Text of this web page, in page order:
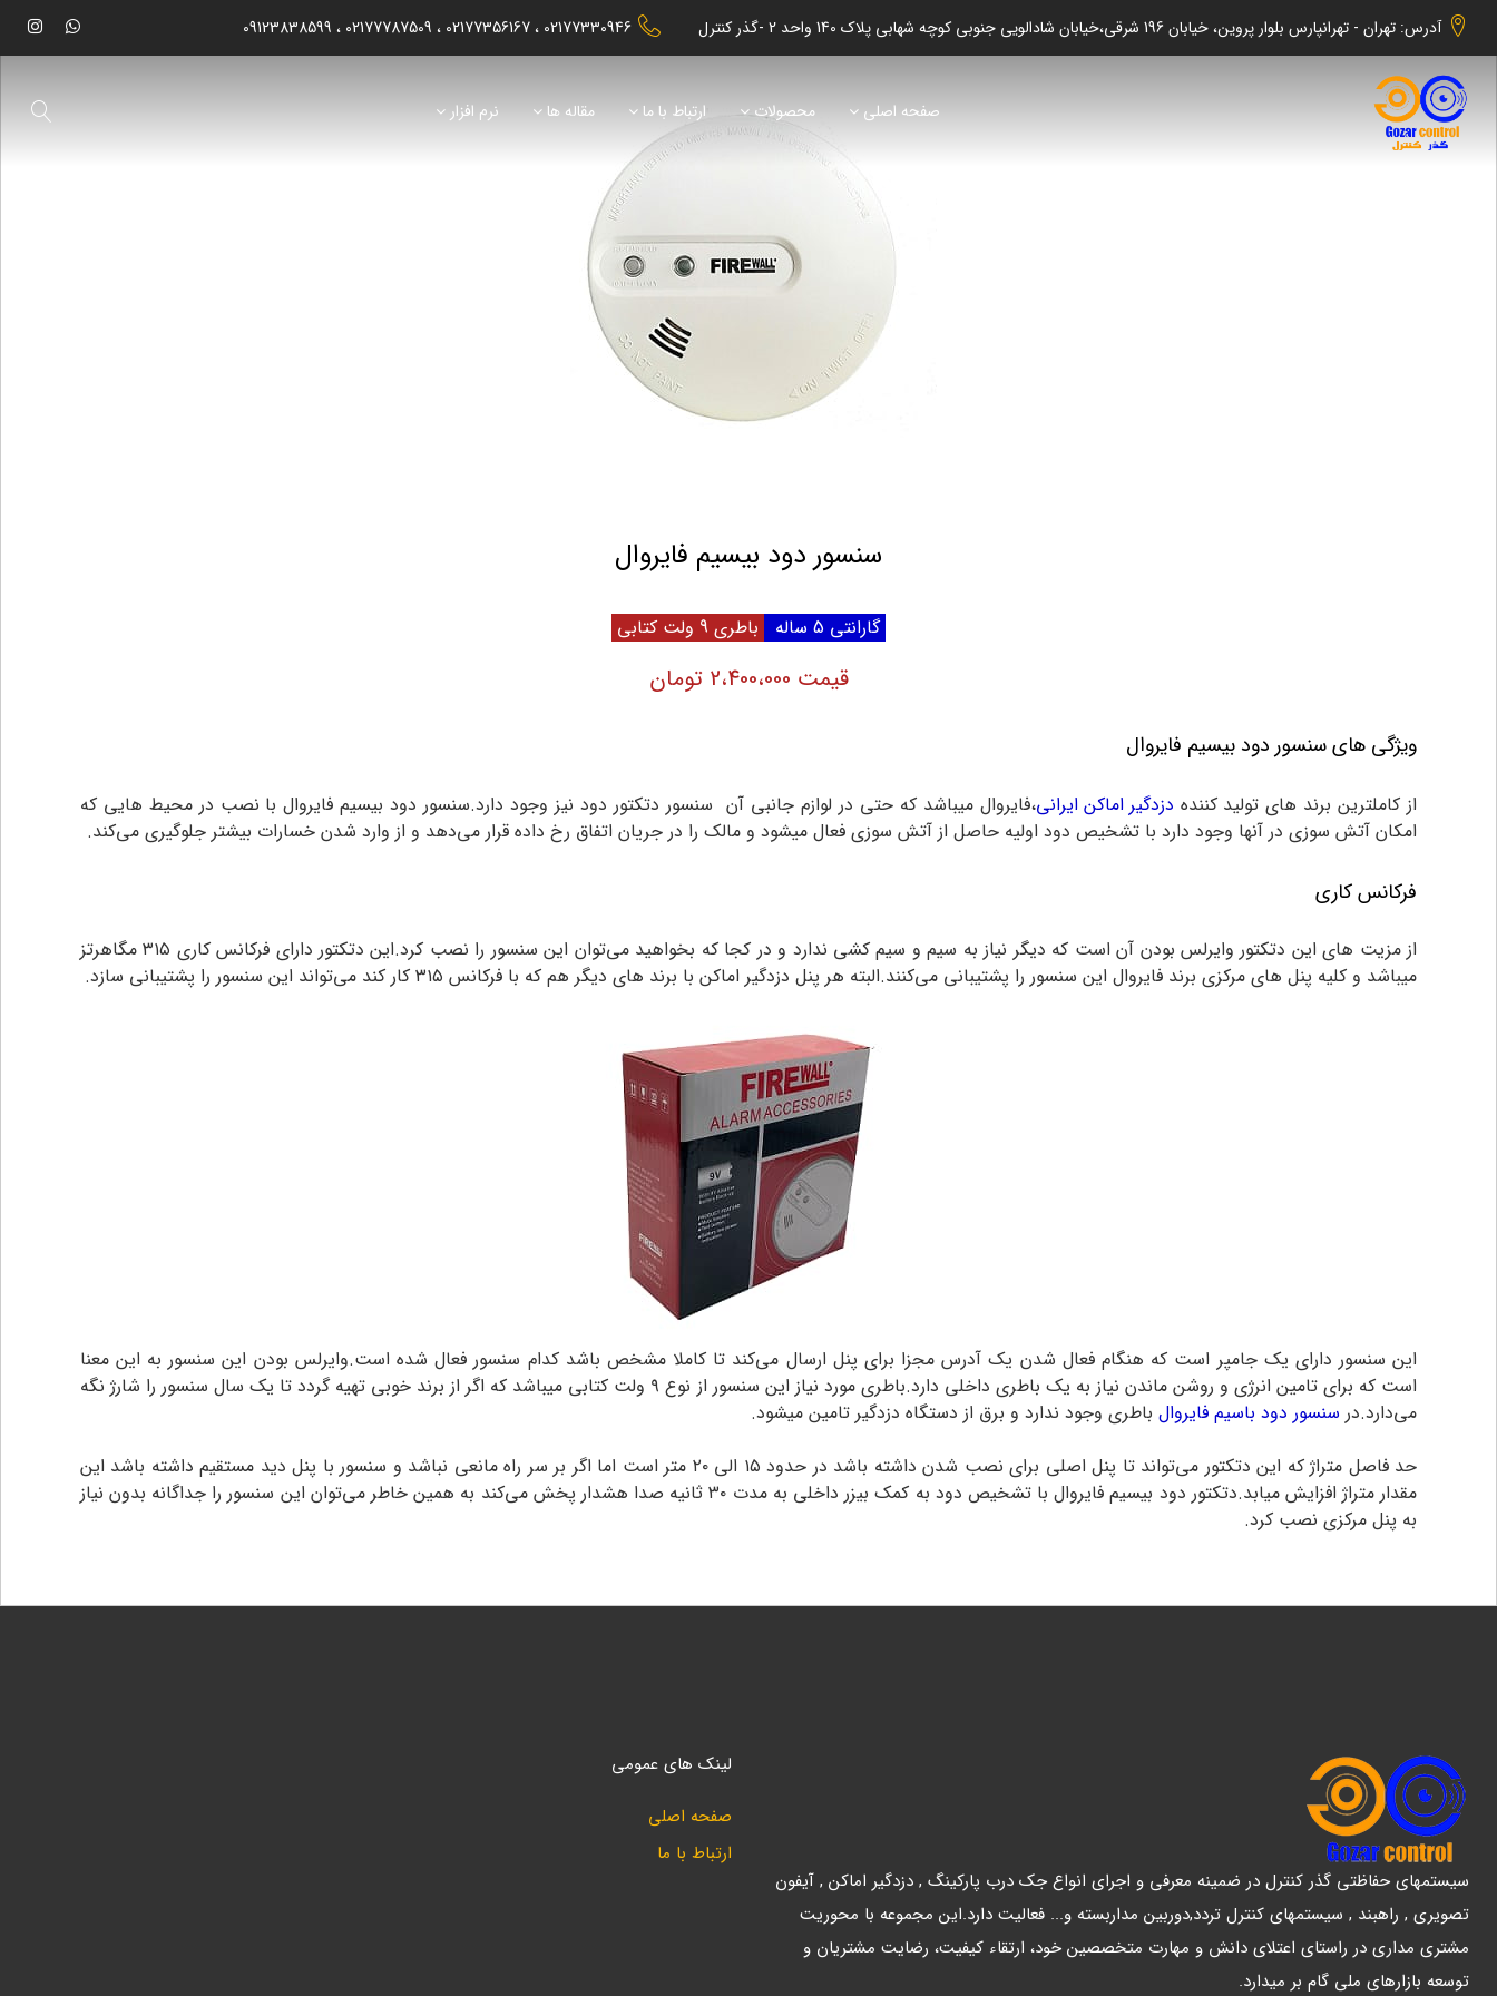
آدرس: تهران - تهرانپارس بلوار پروین، خیابان 196 شرقی،خیابان شادالویی جنوبی کوچه شهابی پلاک 140 واحد 2 -گذر کنترل 02177330946
02177356167
02177787509
09123838599
صفحه اصلی محصولات ارتباط با ما مقاله ها نرم افزار
سنسور دود بیسیم فایروال
گارانتی 5 ساله باطری 9 ولت کتابی
قیمت 2،400،000 تومان
ویژگی های سنسور دود بیسیم فایروال
از کاملترین برند های تولید کننده دزدگیر اماکن ایرانی،فایروال میباشد که حتی در لوازم جانبی آن سنسور دتکتور دود نیز وجود دارد.سنسور دود بیسیم فایروال با نصب در محیط هایی که
امکان آتش سوزی در آنها وجود دارد با تشخیص دود اولیه حاصل از آتش سوزی فعال میشود و مالک را در جریان اتفاق رخ داده قرار می‌دهد و از وارد شدن خسارات بیشتر جلوگیری می‌کند.
فرکانس کاری
از مزیت های این دتکتور وایرلس بودن آن است که دیگر نیاز به سیم و سیم کشی ندارد و در کجا که بخواهید می‌توان این سنسور را نصب کرد.این دتکتور دارای فرکانس کاری ۳۱۵ مگاهرتز
میباشد و کلیه پنل های مرکزی برند فایروال این سنسور را پشتیبانی می‌کنند.البته هر پنل دزدگیر اماکن با برند های دیگر هم که با فرکانس ۳۱۵ کار کند می‌تواند این سنسور را پشتیبانی سازد.
این سنسور دارای یک جامپر است که هنگام فعال شدن یک آدرس مجزا برای پنل ارسال می‌کند تا کاملا مشخص باشد کدام سنسور فعال شده است.وایرلس بودن این سنسور به این معنا
است که برای تامین انرژی و روشن ماندن نیاز به یک باطری داخلی دارد.باطری مورد نیاز این سنسور از نوع ۹ ولت کتابی میباشد که اگر از برند خوبی تهیه گردد تا یک سال سنسور را شارژ نگه
می‌دارد.در سنسور دود باسیم فایروالباطری وجود ندارد و برق از دستگاه دزدگیر تامین میشود.
حد فاصل متراژ که این دتکتور می‌تواند تا پنل اصلی برای نصب شدن داشته باشد در حدود ۱۵ الی ۲۰ متر است اما اگر بر سر راه مانعی نباشد و سنسور با پنل دید مستقیم داشته باشد این
مقدار متراژ افزایش میابد.دتکتور دود بیسیم فایروال با تشخیص دود به کمک بیزر داخلی به مدت ۳۰ ثانیه صدا هشدار پخش می‌کند به همین خاطر می‌توان این سنسور را جداگانه بدون نیاز
به پنل مرکزی نصب کرد.
سیستمهای حفاظتی گذر کنترل در ضمینه معرفی و اجرای انواع جک درب پارکینگ , دزدگیر اماکن , آیفون
تصویری , راهبند , سیستمهای کنترل تردد,دوربین مداربسته و... فعالیت دارد.این مجموعه با محوریت
مشتری مداری در راستای اعتلای دانش و مهارت متخصصین خود، ارتقاء کیفیت، رضایت مشتریان و
توسعه بازارهای ملی گام بر میدارد.
لینک های عمومی
صفحه اصلی
ارتباط با ما